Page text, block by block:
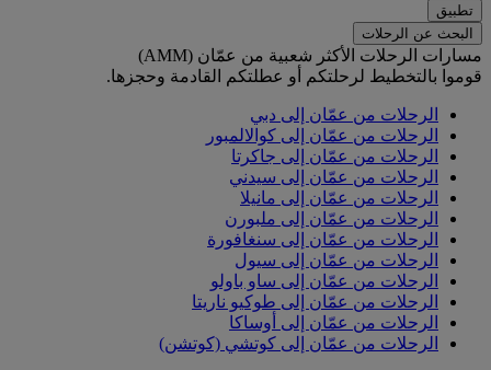
تطبيق
البحث عن الرحلات
مسارات الرحلات الأكثر شعبية من عمّان (AMM)
قوموا بالتخطيط لرحلتكم أو عطلتكم القادمة وحجزها.
الرحلات من عمّان إلى دبي
الرحلات من عمّان إلى كوالالمبور
الرحلات من عمّان إلى جاكرتا
الرحلات من عمّان إلى سيدني
الرحلات من عمّان إلى مانيلا
الرحلات من عمّان إلى ملبورن
الرحلات من عمّان إلى سنغافورة
الرحلات من عمّان إلى سيول
الرحلات من عمّان إلى ساو باولو
الرحلات من عمّان إلى طوكيو ناريتا
الرحلات من عمّان إلى أوساكا
الرحلات من عمّان إلى كوتشي (كوتشن)